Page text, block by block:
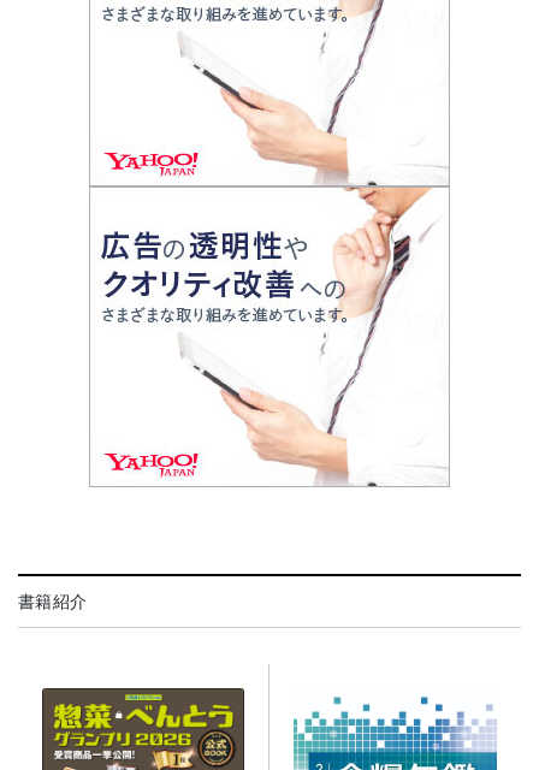
書籍紹介